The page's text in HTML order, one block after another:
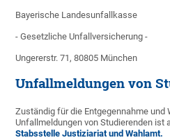
Bayerische Landesunfallkasse
- Gesetzliche Unfallversicherung -
Ungererstr. 71, 80805 München
Unfallmeldungen von
Zuständig für die Entgegennahme und
Unfallmeldungen von Studierenden ist
Stabsstelle Justiziariat und Wahlamt.